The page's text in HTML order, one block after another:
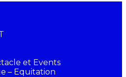
et Events
– Equitation